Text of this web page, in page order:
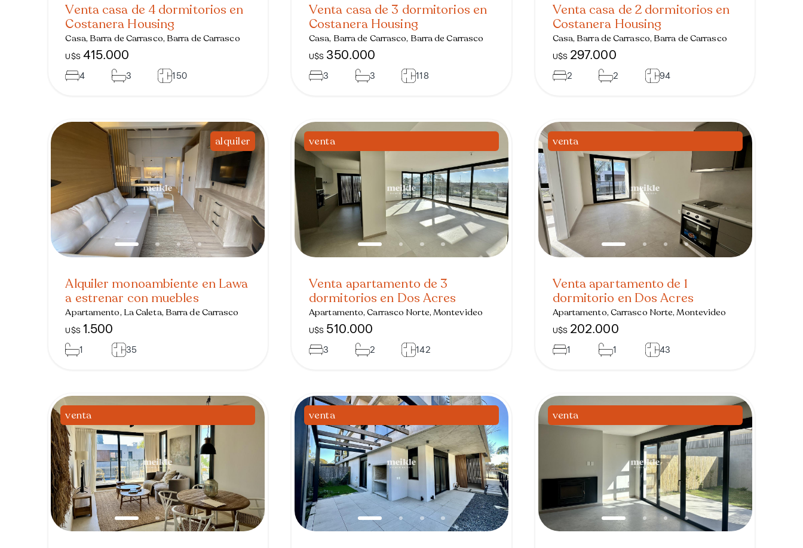
Venta casa de 4 dormitorios en
Costanera Housing
Casa, Barra de Carrasco, Barra de Carrasco
U$S415.000
4 3 150
Venta casa de 3 dormitorios en
Costanera Housing
Casa, Barra de Carrasco, Barra de Carrasco
U$S 350.000
3 3 118
Venta casa de 2 dormitorios en
Costanera Housing
Casa, Barra de Carrasco, Barra de Carrasco
U$S297.000
2 2 94
alquiler
Alquiler monoambiente en Lawa
a estrenar con muebles
Apartamento, La Caleta, Barra de Carrasco
U$S1.500
1 35
venta
Venta apartamento de 3
dormitorios en Dos Acres
Apartamento, Carrasco Norte, Montevideo
U$S 510.000
3 2 142
venta
Venta apartamento de 1
dormitorio en Dos Acres
Apartamento, Carrasco Norte, Montevideo
U$S202.000
1 1 43
venta venta venta